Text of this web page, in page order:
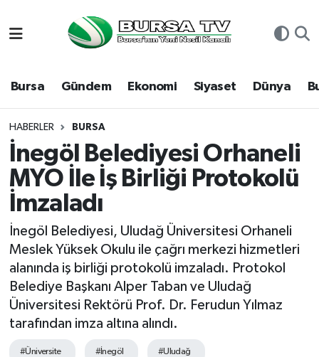
Bursa Gündem Ekonomi Siyaset Dünya
HABERLER BURSA
İnegöl Belediyesi Orhaneli
MYO İle İş Birliği Protokolü
İmzaladı
İnegöl Belediyesi, Uludağ Üniversitesi Orhaneli
Meslek Yüksek Okulu ile çağrı merkezi hizmetleri
alanında iş birliği protokolü imzaladı. Protokol
Belediye Başkanı Alper Taban ve Uludağ
Üniversitesi Rektörü Prof. Dr. Ferudun Yılmaz
tarafından imza altına alındı.
#Üniversite #İnegöl #Uludağ
Bursa
Dünya
Eğitim
Ekonomi
Genel
Gündem
Magazin
Hava Durumu
Namaz Vakitleri
Trafik Durumu
Süper Lig Puan Durumu ve Fikstür
Tüm Manşetler
Son Dakika Haberleri
Haber Arşivi